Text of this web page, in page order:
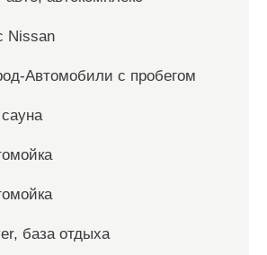
Nissan
Автомобили с пробегом
база отдыха